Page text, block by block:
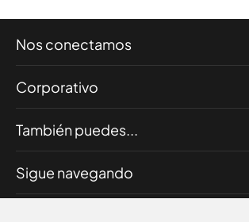
Nos conectamos
Corporativo
También puedes...
Sigue navegando